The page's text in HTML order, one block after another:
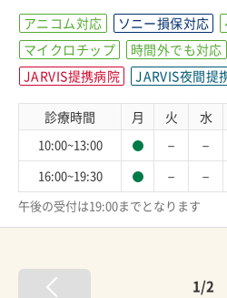
アニコム対応 ソニー損保対応
マイクロチップ
時間外でも対応
JARVIS提携病院
JARVIS夜間提
診療時間 月 火 水
10:00~13:00 － －
16:00~19:30 － －
午後の受付は19:00までとなります
1/2